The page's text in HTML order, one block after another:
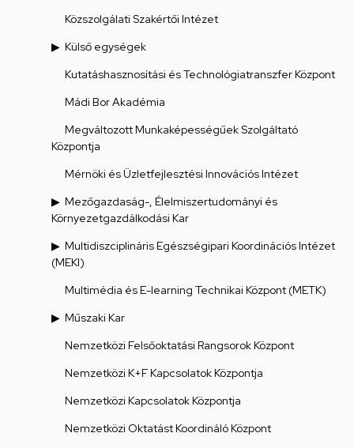
Közszolgálati Szakértői Intézet
Külső egységek
Kutatáshasznosítási és Technológiatranszfer Központ
Mádi Bor Akadémia
Megváltozott Munkaképességűek Szolgáltató
Központja
Mérnöki és Üzletfejlesztési Innovációs Intézet
Mezőgazdaság-, Élelmiszertudományi és
Környezetgazdálkodási Kar
Multidiszciplináris Egészségipari Koordinációs Intézet
(MEKI)
Multimédia és E-learning Technikai Központ (METK)
Műszaki Kar
Nemzetközi Felsőoktatási Rangsorok Központ
Nemzetközi K+F Kapcsolatok Központja
Nemzetközi Kapcsolatok Központja
Nemzetközi Oktatást Koordináló Központ